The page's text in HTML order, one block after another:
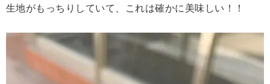
生地がもっちりしていて、これは確かに美味しい！！